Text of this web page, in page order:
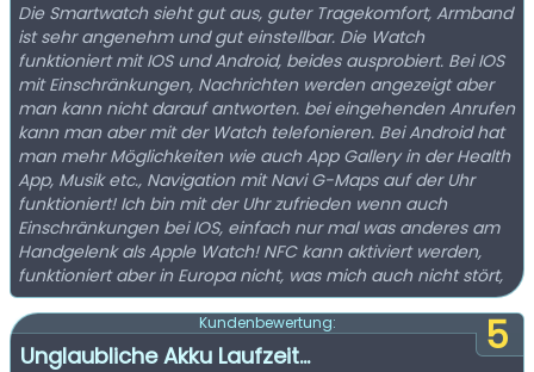
Die Smartwatch sieht gut aus, guter Tragekomfort, Armband
ist sehr angenehm und gut einstellbar. Die Watch
funktioniert mit IOS und Android, beides ausprobiert. Bei IOS
mit Einschränkungen, Nachrichten werden angezeigt aber
man kann nicht darauf antworten. bei eingehenden Anrufen
kann man aber mit der Watch telefonieren. Bei Android hat
man mehr Möglichkeiten wie auch App Gallery in der Health
App, Musik etc., Navigation mit Navi G-Maps auf der Uhr
funktioniert! Ich bin mit der Uhr zufrieden wenn auch
Einschränkungen bei IOS, einfach nur mal was anderes am
Handgelenk als Apple Watch! NFC kann aktiviert werden,
funktioniert aber in Europa nicht, was mich auch nicht stört,
5
Kundenbewertung:
Unglaubliche Akku Laufzeit…